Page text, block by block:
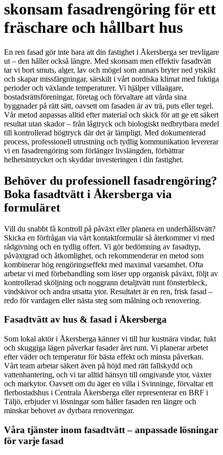
skonsam fasadrengöring för ett
fräschare och hållbart hus
En ren fasad gör inte bara att din fastighet i Åkersberga ser trevligare
ut – den håller också längre. Med skonsam men effektiv fasadtvätt
tar vi bort smuts, alger, lav och mögel som annars bryter ned ytskikt
och skapar missfärgningar, särskilt i vårt nordiska klimat med fuktiga
perioder och växlande temperaturer. Vi hjälper villaägare,
bostadsrättsföreningar, företag och förvaltare att vårda sina
byggnader på rätt sätt, oavsett om fasaden är av trä, puts eller tegel.
Vår metod anpassas alltid efter material och skick för att ge ett säkert
resultat utan skador – från lågtryck och biologiskt nedbrytbara medel
till kontrollerad högtryck där det är lämpligt. Med dokumenterad
process, professionell utrustning och tydlig kommunikation levererar
vi en fasadrengöring som förlänger livslängden, förbättrar
helhetsintrycket och skyddar investeringen i din fastighet.
Behöver du professionell fasadrengöring?
Boka fasadtvätt i Åkersberga via
formuläret
Vill du snabbt få kontroll på påväxt eller planera en underhållstvätt?
Skicka en förfrågan via vårt kontaktformulär så återkommer vi med
rådgivning och en tydlig offert. Vi gör bedömning av fasadtyp,
påväxtgrad och åtkomlighet, och rekommenderar en metod som
kombinerar hög rengöringseffekt med maximal varsamhet. Ofta
arbetar vi med förbehandling som löser upp organisk påväxt, följt av
kontrollerad sköljning och noggrann detaljtvätt runt fönsterbleck,
vindskivor och andra utsatta ytor. Resultatet är en ren, frisk fasad –
redo för vardagen eller nästa steg som målning och renovering.
Fasadtvätt av hus & fasad i Åkersberga
Som lokal aktör i Åkersberga känner vi till hur kustnära vindar, fukt
och skuggiga lägen påverkar fasader året runt. Vi planerar arbetet
efter väder och temperatur för bästa effekt och minsta påverkan.
Vårt team arbetar säkert även på höjd med rätt fallskydd och
vattenhantering, och vi tar alltid hänsyn till omgivande ytor, växter
och markytor. Oavsett om du äger en villa i Svinninge, förvaltar ett
flerbostadshus i Centrala Åkersberga eller representerar en BRF i
Täljö, erbjuder vi lösningar som håller fasaden ren längre och
minskar behovet av dyrbara renoveringar.
Våra tjänster inom fasadtvätt – anpassade lösningar
för varje fasad